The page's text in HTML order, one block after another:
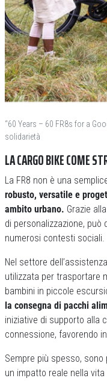
“60 Years – 60 FR8s for a
solidarietà
LA CARGO BIKE COME
La FR8 non è una
robusto, versatile e
ambito urbano. Grazie
di personalizzazione,
numerosi contesti sociali.
Nel settore
utilizzata per trasportare
bambini in piccole
la consegna di pacchi
iniziative di supporto alla
connessione, favorendo
Sempre più spesso,
un impatto reale nella